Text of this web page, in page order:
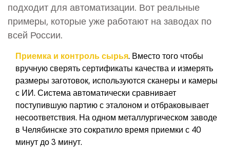
подходит для автоматизации. Вот реальные
примеры, которые уже работают на заводах по
всей России.
Приемка и контроль сырья . Вместо того чтобы
вручную сверять сертификаты качества и измерять
размеры заготовок, используются сканеры и камеры
с ИИ. Система автоматически сравнивает
поступившую партию с эталоном и отбраковывает
несоответствия. На одном металлургическом заводе
в Челябинске это сократило время приемки с 40
минут до 3 минут.